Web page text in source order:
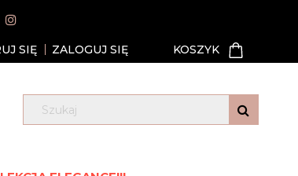
SIĘ ZALOGUJ SIĘ